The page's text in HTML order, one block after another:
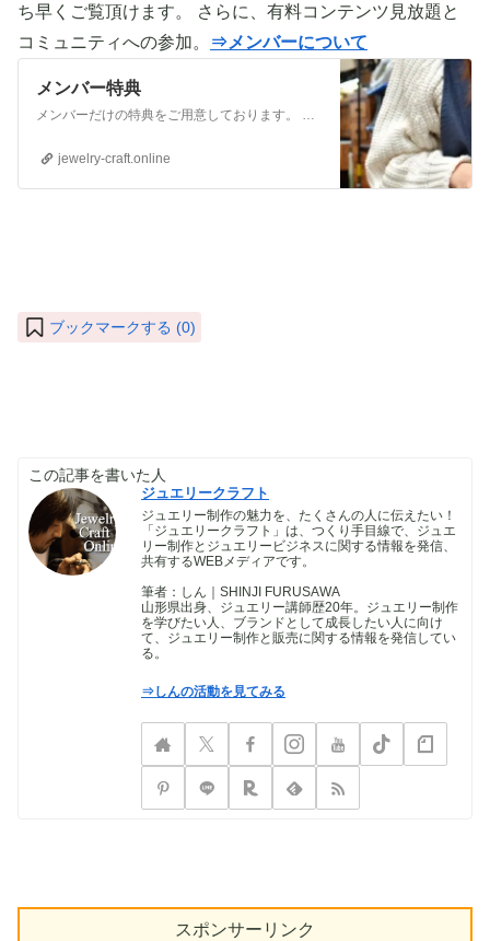
ち早くご覧頂けます。 さらに、有料コンテンツ見放題と
コミュニティへの参加。
⇒メンバーについて
メンバー特典
メンバーだけの特典をご用意しております。 ぜひご活用頂き、ご自身の活動に役立てて下さい。 ⇒メンバーについて詳しく見てみる メンバーになる （） ①有料コンテンツが見放題！ ジュエリー制作に関する情報やビジネス情報やブランディングに関する情
jewelry-craft.online
ブックマークする (0)
この記事を書いた人
ジュエリークラフト
ジュエリー制作の魅力を、たくさんの人に伝えたい！
「ジュエリークラフト」は、つくり手目線で、ジュエ
リー制作とジュエリービジネスに関する情報を発信、
共有するWEBメディアです。
筆者：しん｜SHINJI FURUSAWA
山形県出身、ジュエリー講師歴20年。ジュエリー制作
を学びたい人、ブランドとして成長したい人に向け
て、ジュエリー制作と販売に関する情報を発信してい
る。
⇒しんの活動を見てみる
スポンサーリンク